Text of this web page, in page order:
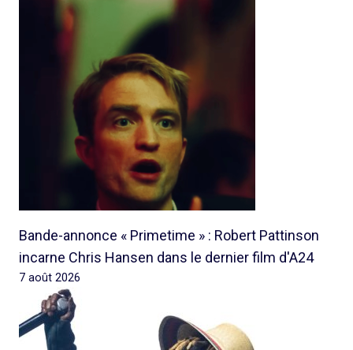
Bande-annonce « Primetime » : Robert Pattinson
incarne Chris Hansen dans le dernier film d'A24
7 août 2026